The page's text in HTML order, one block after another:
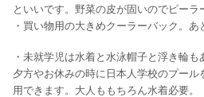
といいです。野菜の皮が固いのでピーラ
・買い物用の大きめクーラーバック。あ
・未就学児は水着と水泳帽子と浮き輪も
夕方やお休みの時に日本人学校のプール
用できます。大人ももちろん水着必要。